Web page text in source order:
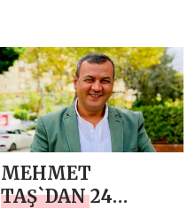
MEHMET
TAŞ`DAN 24